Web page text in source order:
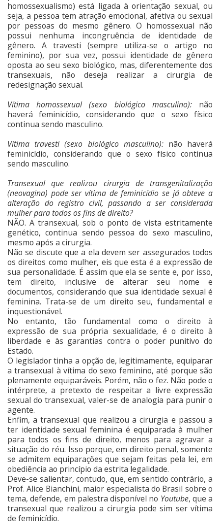
homossexualismo) está ligada à orientação sexual, ou
seja, a pessoa tem atração emocional, afetiva ou sexual
por pessoas do mesmo gênero. O homossexual não
possui nenhuma incongruência de identidade de
gênero. A travesti (sempre utiliza-se o artigo no
feminino), por sua vez, possui identidade de gênero
oposta ao seu sexo biológico, mas, diferentemente dos
transexuais, não deseja realizar a cirurgia de
redesignação sexual.
Vítima homossexual (sexo biológico masculino): não
haverá feminicídio, considerando que o sexo físico
continua sendo masculino.
Vítima travesti (sexo biológico masculino): não haverá
feminicídio, considerando que o sexo físico continua
sendo masculino.
Transexual que realizou cirurgia de transgenitalização
(neovagina) pode ser vítima de feminicídio se já obteve a
alteração do registro civil, passando a ser considerada
mulher para todos os fins de direito?
NÃO. A transexual, sob o ponto de vista estritamente
genético, continua sendo pessoa do sexo masculino,
mesmo após a cirurgia.
Não se discute que a ela devem ser assegurados todos
os direitos como mulher, eis que esta é a expressão de
sua personalidade. É assim que ela se sente e, por isso,
tem direito, inclusive de alterar seu nome e
documentos, considerando que sua identidade sexual é
feminina. Trata-se de um direito seu, fundamental e
inquestionável.
No entanto, tão fundamental como o direito à
expressão de sua própria sexualidade, é o direito à
liberdade e às garantias contra o poder punitivo do
Estado.
O legislador tinha a opção de, legitimamente, equiparar
a transexual à vítima do sexo feminino, até porque são
plenamente equiparáveis. Porém, não o fez. Não pode o
intérprete, a pretexto de respeitar a livre expressão
sexual do transexual, valer-se de analogia para punir o
agente.
Enfim, a transexual que realizou a cirurgia e passou a
ter identidade sexual feminina é equiparada à mulher
para todos os fins de direito, menos para agravar a
situação do réu. Isso porque, em direito penal, somente
se admitem equiparações que sejam feitas pela lei, em
obediência ao princípio da estrita legalidade.
Deve-se salientar, contudo, que, em sentido contrário, a
Prof. Alice Bianchini, maior especialista do Brasil sobre o
tema, defende, em palestra disponível no Youtube, que a
transexual que realizou a cirurgia pode sim ser vítima
de feminicídio.